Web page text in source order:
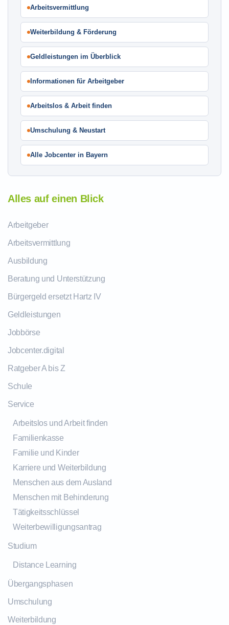
Arbeitsvermittlung
Weiterbildung & Förderung
Geldleistungen im Überblick
Informationen für Arbeitgeber
Arbeitslos & Arbeit finden
Umschulung & Neustart
Alle Jobcenter in Bayern
Alles auf einen Blick
Arbeitgeber
Arbeitsvermittlung
Ausbildung
Beratung und Unterstützung
Bürgergeld ersetzt Hartz IV
Geldleistungen
Jobbörse
Jobcenter.digital
Ratgeber A bis Z
Schule
Service
Arbeitslos und Arbeit finden
Familienkasse
Familie und Kinder
Karriere und Weiterbildung
Menschen aus dem Ausland
Menschen mit Behinderung
Tätigkeitsschlüssel
Weiterbewilligungsantrag
Studium
Distance Learning
Übergangsphasen
Umschulung
Weiterbildung